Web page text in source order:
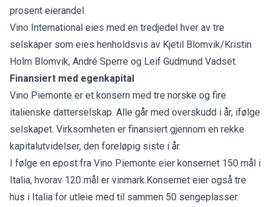
prosent eierandel.
Vino International eies med en tredjedel hver av tre
selskaper som eies henholdsvis av Kjetil Blomvik/Kristin
Holm Blomvik, André Sperre og Leif Gudmund Vadset.
Finansiert med egenkapital
Vino Piemonte er et konsern med tre norske og fire
italienske datterselskap. Alle går med overskudd i år, ifølge
selskapet. Virksomheten er finansiert gjennom en rekke
kapitalutvidelser, den foreløpig siste i år.
I følge en epost fra Vino Piemonte eier konsernet 150 mål i
Italia, hvorav 120 mål er vinmark.Konsernet eier også tre
hus i Italia for utleie med til sammen 50 sengeplasser.